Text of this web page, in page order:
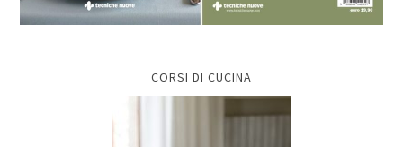
CORSI DI CUCINA